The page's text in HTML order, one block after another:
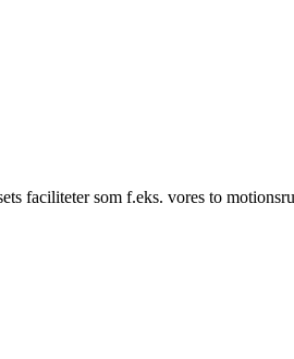
faciliteter som f.eks. vores to